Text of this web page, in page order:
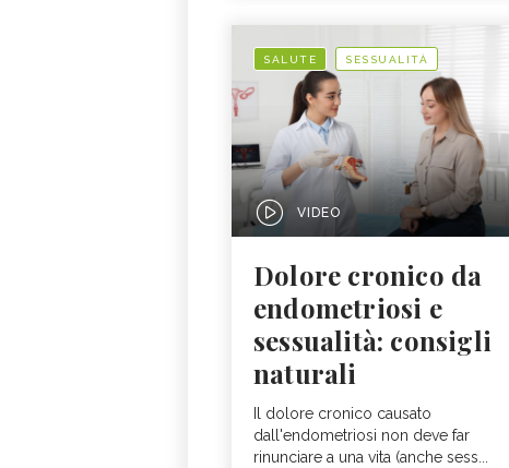
SALUTE SESSUALITÀ
VIDEO
Dolore cronico da
endometriosi e
sessualità: consigli
naturali
Il dolore cronico causato
dall'endometriosi non deve far
rinunciare a una vita (anche sess...